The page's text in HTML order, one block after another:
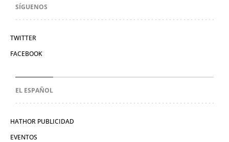
SÍGUENOS
TWITTER
FACEBOOK
EL ESPAÑOL
HATHOR PUBLICIDAD
EVENTOS